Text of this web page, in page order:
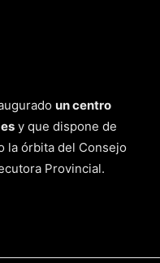
un centro
y que dispone de
la órbita del Consejo
Provincial.